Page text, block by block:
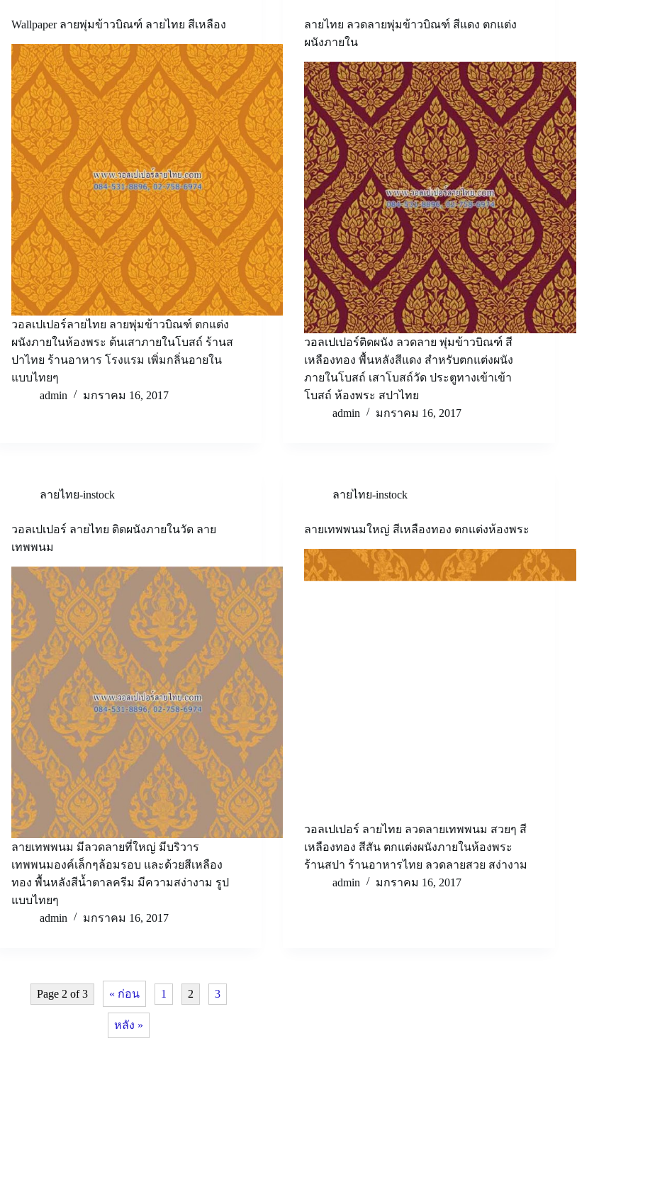
Wallpaper ลายพุ่มข้าวบิณฑ์ ลายไทย สีเหลือง
วอลเปเปอร์ลายไทย ลายพุ่มข้าวบิณฑ์ ตกแต่ง
ผนังภายในห้องพระ ต้นเสาภายในโบสถ์ ร้านส
ปาไทย ร้านอาหาร โรงแรม เพิ่มกลิ่นอายใน
แบบไทยๆ
admin
มกราคม 16, 2017
ลายไทย ลวดลายพุ่มข้าวบิณฑ์ สีแดง ตกแต่ง
ผนังภายใน
วอลเปเปอร์ติดผนัง ลวดลาย พุ่มข้าวบิณฑ์ สี
เหลืองทอง พื้นหลังสีแดง สำหรับตกแต่งผนัง
ภายในโบสถ์ เสาโบสถ์วัด ประตูทางเข้าเข้า
โบสถ์ ห้องพระ สปาไทย
admin
มกราคม 16, 2017
ลายไทย-instock
วอลเปเปอร์ ลายไทย ติดผนังภายในวัด ลาย
เทพพนม
ลายเทพพนม มีลวดลายที่ใหญ่ มีบริวาร
เทพพนมองค์เล็กๆล้อมรอบ และด้วยสีเหลือง
ทอง พื้นหลังสีน้ำตาลครีม มีความสง่างาม รูป
แบบไทยๆ
admin
มกราคม 16, 2017
ลายไทย-instock
ลายเทพพนมใหญ่ สีเหลืองทอง ตกแต่งห้องพระ
วอลเปเปอร์ ลายไทย ลวดลายเทพพนม สวยๆ สี
เหลืองทอง สีสัน ตกแต่งผนังภายในห้องพระ
ร้านสปา ร้านอาหารไทย ลวดลายสวย สง่างาม
admin
มกราคม 16, 2017
Page 2 of 3 « ก่อน 1 2 3
หลัง »